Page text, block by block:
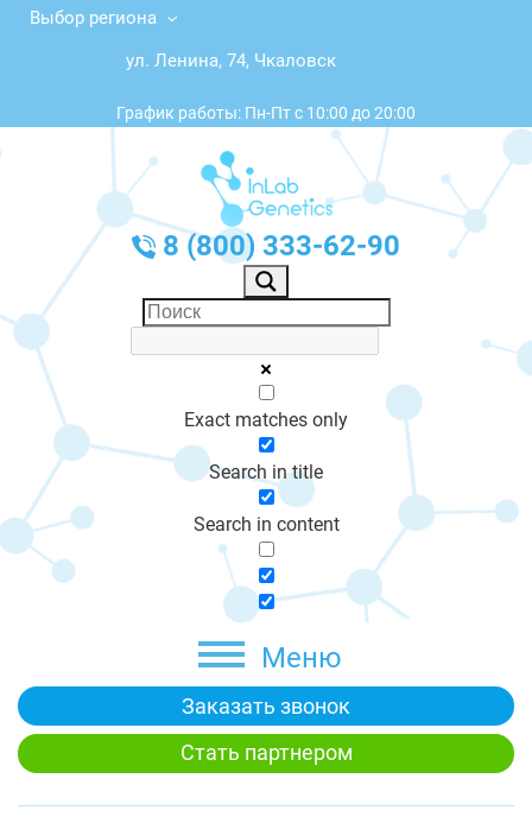
Выбор региона
ул. Ленина, 74, Чкаловск
График работы: Пн-Пт с 10:00 до 20:00
8 (800) 333-62-90
Exact matches only
Search in title
Search in content
Меню
Заказать звонок
Стать партнером